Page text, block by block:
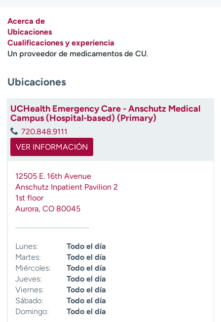
Empleados
Atención a medios de
comunicación
A
ú
d
a
m
Acerca de
Ubicaciones
Cualificaciones y experiencia
Un proveedor de medicamentos de CU.
Ubicaciones
UCHealth Emergency Care - Anschutz Medical
Campus (Hospital-based) (Primary)
720.848.9111
VER INFORMACIÓN
12505 E. 16th Avenue
Anschutz Inpatient Pavilion 2
1st floor
Aurora, CO 80045
Lunes:
Todo el día
Martes:
Todo el día
Miércoles:
Todo el día
Jueves:
Todo el día
Viernes:
Todo el día
Sábado:
Todo el día
Domingo:
Todo el día